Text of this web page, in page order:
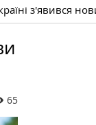
з'явився
65